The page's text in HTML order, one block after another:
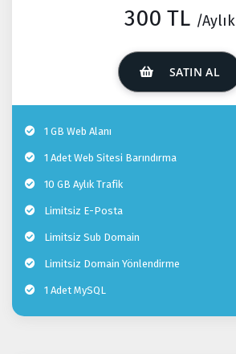
300 TL /Aylık
SATIN AL
1 GB Web Alanı
1 Adet Web Sitesi Barındırma
10 GB Aylık Trafik
Limitsiz E-Posta
Limitsiz Sub Domain
Limitsiz Domain Yönlendirme
1 Adet MySQL